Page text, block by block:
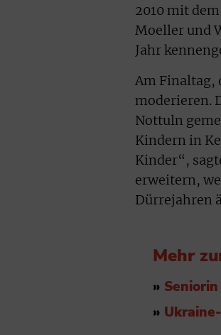
2010 mit
Moeller und
Jahr
Am Finaltag,
moderieren.
Nottuln
Kindern in
Kinder“,
erweitern,
Dürrejahren
Mehr
»
»